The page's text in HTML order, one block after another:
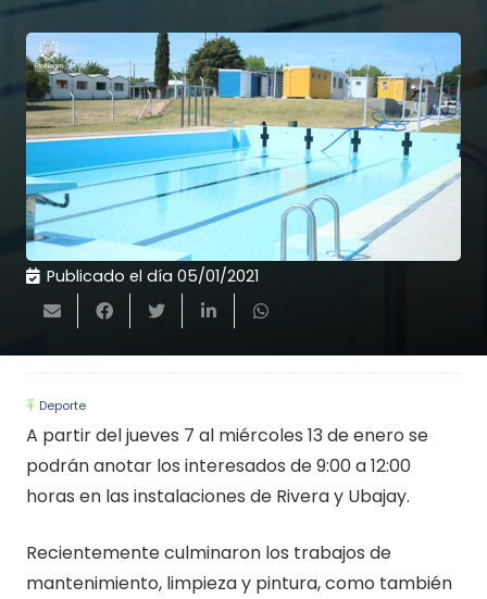
Publicado el día 05/01/2021
Deporte
A partir del jueves 7 al miércoles 13 de enero se
podrán anotar los interesados de 9:00 a 12:00
horas en las instalaciones de Rivera y Ubajay.
Recientemente culminaron los trabajos de
mantenimiento, limpieza y pintura, como también